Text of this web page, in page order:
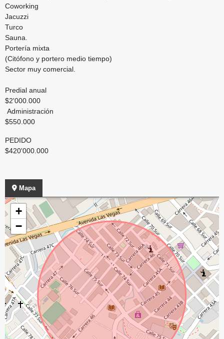
Coworking
Jacuzzi
Turco
Sauna.
Portería mixta
(Citófono y portero medio tiempo)
Sector muy comercial.
Predial anual
$2'000.000
Administración
$550.000
PEDIDO
$420'000.000
Mapa
+
−